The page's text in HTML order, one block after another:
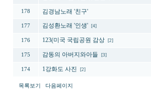
178 김경남노래 '친구'
177 김성환노래 '인생' [4]
176 123(미국 국립공원 감상 [2]
175 감동의 아버지와아들 [3]
174 1강화도 사진 [2]
목록보기 다음페이지